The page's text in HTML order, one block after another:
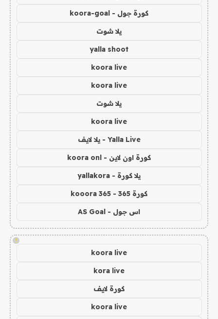
كورة جول - koora-goal
يلا شوت
yalla shoot
koora live
koora live
يلا شوت
koora live
Yalla Live - يلا لايف
كورة اون لاين - koora onl
يلا كورة - yallakora
كورة 365 - kooora 365
اس جول - AS Goal
!
koora live
kora live
كورة لايف
koora live